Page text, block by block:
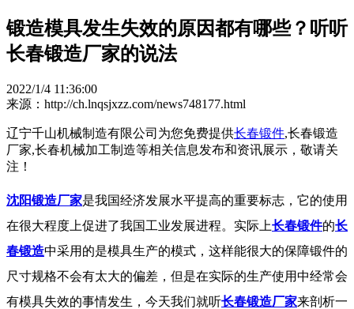
锻造模具发生失效的原因都有哪些？听听
长春锻造厂家的说法
2022/1/4 11:36:00
来源：http://ch.lnqsjxzz.com/news748177.html
辽宁千山机械制造有限公司为您免费提供长春锻件,长春锻造
厂家,长春机械加工制造等相关信息发布和资讯展示，敬请关
注！
沈阳锻造厂家是我国经济发展水平提高的重要标志，它的使用
在很大程度上促进了我国工业发展进程。实际上长春锻件的长
春锻造中采用的是模具生产的模式，这样能很大的保障锻件的
尺寸规格不会有太大的偏差，但是在实际的生产使用中经常会
有模具失效的事情发生，今天我们就听长春锻造厂家来剖析一